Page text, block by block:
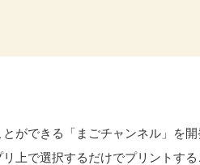
ができる「まごチャンネル」を
上で選択するだけでプリントす